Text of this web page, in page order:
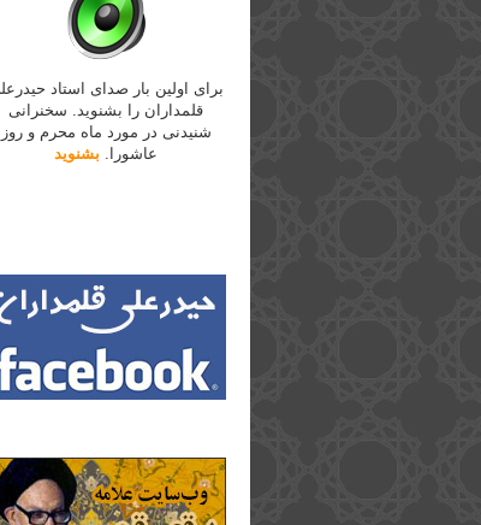
برای اولین بار صدای استاد
قلمداران را بشنوید. سخنرانی
شنیدنی در مورد ماه محرم و روز
عاشورا. بشنوید